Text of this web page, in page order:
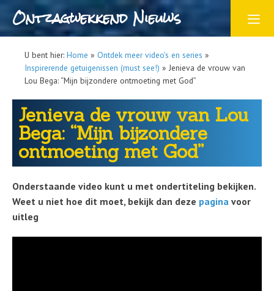
Ontzagwekkend Nieuws
U bent hier: Home » Ontdek meer video's en series »
Inspirerende getuigenissen (must see!) » Jenieva de vrouw van
Lou Bega: “Mijn bijzondere ontmoeting met God”
Jenieva de vrouw van Lou
Bega: “Mijn bijzondere
ontmoeting met God”
Onderstaande video kunt u met ondertiteling bekijken.
Weet u niet hoe dit moet, bekijk dan deze pagina voor
uitleg